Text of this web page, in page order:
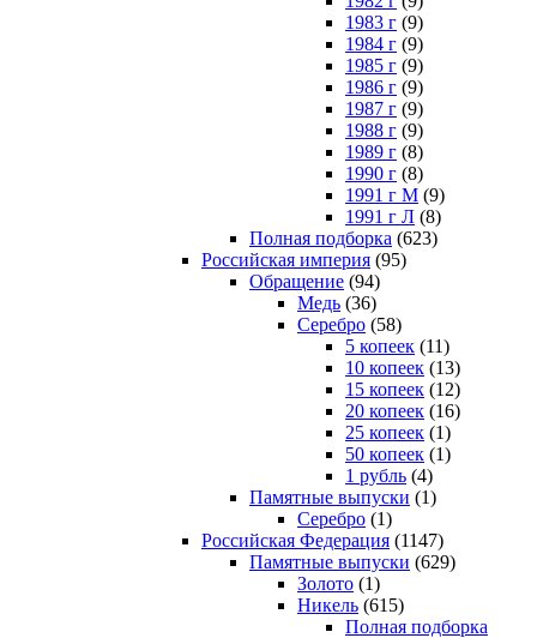
1983 г (9)
1984 г (9)
1985 г (9)
1986 г (9)
1987 г (9)
1988 г (9)
1989 г (8)
1990 г (8)
1991 г М (9)
1991 г Л (8)
Полная подборка (623)
Российская империя (95)
Обращение (94)
Медь (36)
Серебро (58)
5 копеек (11)
10 копеек (13)
15 копеек (12)
20 копеек (16)
25 копеек (1)
50 копеек (1)
1 рубль (4)
Памятные выпуски (1)
Серебро (1)
Российская Федерация (1147)
Памятные выпуски (629)
Золото (1)
Никель (615)
Полная подборка